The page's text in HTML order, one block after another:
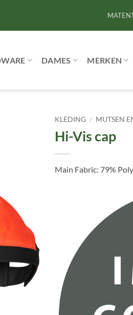
DAMES MERKEN
KLEDING / MUTSEN
Hi-Vis cap
Main Fabric: 79%